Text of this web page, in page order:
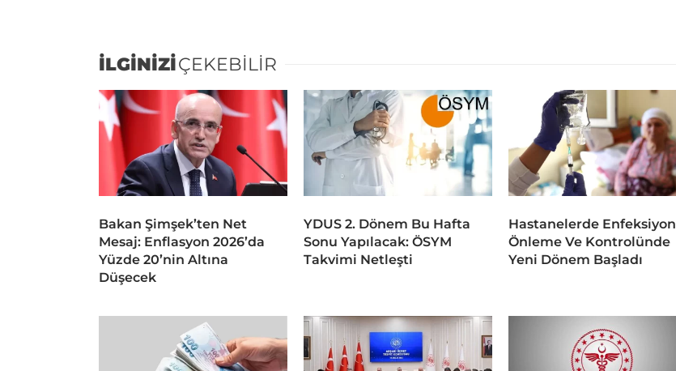
İLGİNİZİÇEKEBİLİR
Bakan Şimşek’ten Net
Mesaj: Enflasyon 2026’da
Yüzde 20’nin Altına
Düşecek
YDUS 2. Dönem Bu Hafta
Sonu Yapılacak: ÖSYM
Takvimi Netleşti
Hastanelerde Enfeksiyon
Önleme Ve Kontrolünde
Yeni Dönem Başladı